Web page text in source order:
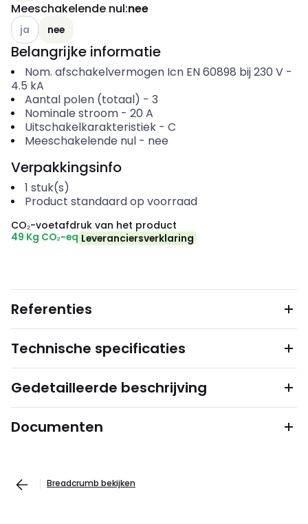
Meeschakelende nul:nee
Andere varianten (Huidige combinatie niet mogelijk)
ja nee
Belangrijke informatie
Nom. afschakelvermogen Icn EN 60898 bij 230 V-
4.5 kA
Aantal polen (totaal) - 3
Nominale stroom- 20 A
Uitschakelkarakteristiek- C
Meeschakelende nul- nee
Verpakkingsinfo
1 stuk(s)
Product standaard op voorraad
CO₂-voetafdruk van het product
49 Kg CO₂-eq Leveranciersverklaring
Referenties
Technische specificaties
Gedetailleerde beschrijving
Documenten
Breadcrumb bekijken